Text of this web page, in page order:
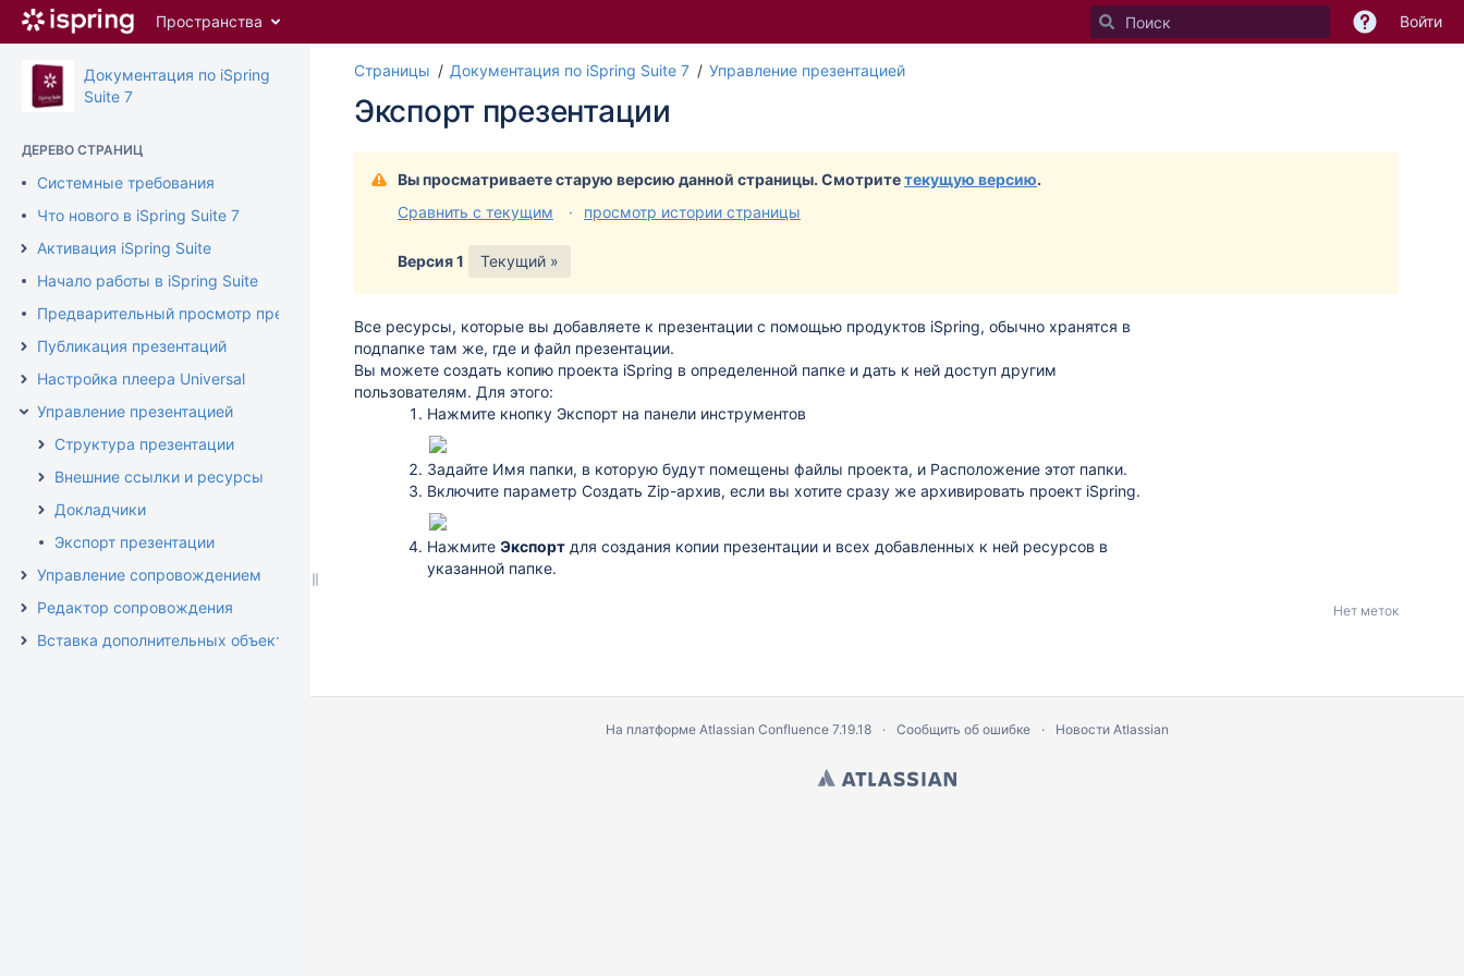
Перейти
содержимому
assistive.skiplink.to.breadcrumbs
assistive.skiplink.to.quick.search
Пространства Войти
Документация по iSpring
Suite 7
ДЕРЕВО СТРАНИЦ
Системные требования
Что нового в iSpring Suite 7
Активация iSpring Suite
Начало работы в iSpring Suite
Предварительный просмотр презентации
Публикация презентаций
Настройка плеера Universal
Управление презентацией
Структура презентации
Внешние ссылки и ресурсы
Докладчики
Экспорт презентации
Управление сопровождением
Редактор сопровождения
Вставка дополнительных объектов
Страницы Документация по iSpring Suite 7 Управление презентацией
Экспорт презентации
Вы просматриваете старую версию данной страницы. Смотритетекущую версию.
Сравнить с текущим
просмотр истории страницы
Версия 1 Текущий »
Все ресурсы, которые вы добавляете к презентации с помощью продуктов iSpring, обычно хранятся в
подпапке там же, где и файл презентации.
Вы можете создать копию проекта iSpring в определенной папке и дать к ней доступ другим
пользователям. Для этого:
Нажмите кнопку Экспорт на панели инструментов
Задайте Имя папки, в которую будут помещены файлы проекта, и Расположение этот папки.
Включите параметр Создать Zip-архив, если вы хотите сразу же архивировать проект iSpring.
Нажмите Экспорт для создания копии презентации и всех добавленных к ней ресурсов в
указанной папке.
Нет меток
На платформе Atlassian Confluence 7.19.18 Сообщить об ошибке Новости Atlassian